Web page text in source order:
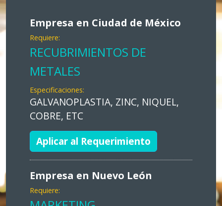
Empresa en Ciudad de México
Requiere:
RECUBRIMIENTOS DE
METALES
Especificaciones:
GALVANOPLASTIA, ZINC, NIQUEL,
COBRE, ETC
Aplicar al Requerimiento
Empresa en Nuevo León
Requiere: